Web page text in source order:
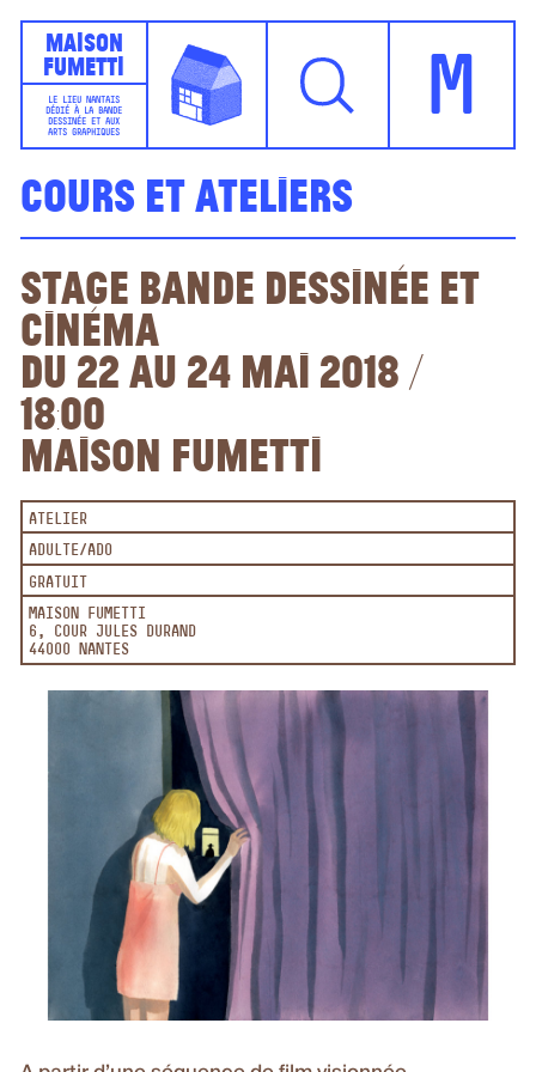
Maison
Fumetti
LE LIEU NANTAIS
DÉDIÉ À LA BANDE
DESSINÉE ET AUX
ARTS GRAPHIQUES
M
Cours et ateliers
Stage bande dessinée et
cinéma
Du 22 au 24 mai 2018 /
18:00
Maison Fumetti
ATELIER
ADULTE/ADO
GRATUIT
MAISON FUMETTI
6, COUR JULES DURAND
44000 NANTES